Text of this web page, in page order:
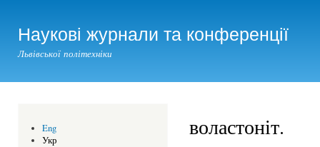
Наукові журнали та конференції
Львівської політехніки
Eng
Укр
воластоніт.